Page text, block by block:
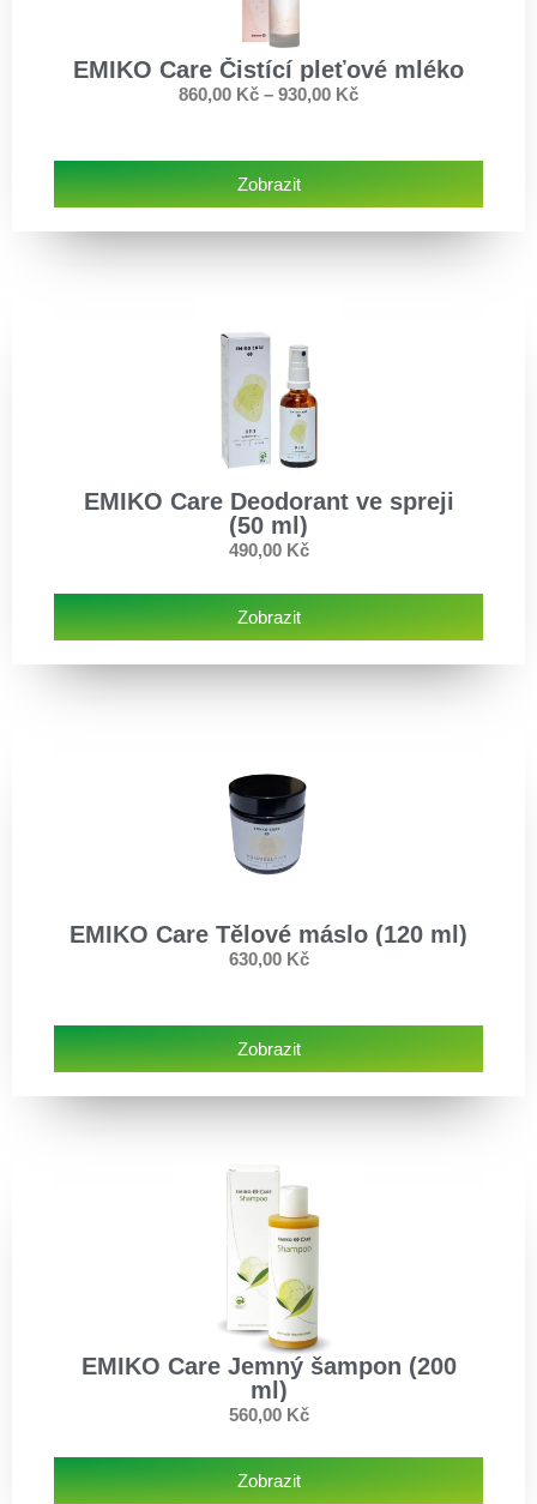
EMIKO Care Čistící pleťové mléko
860,00 Kč – 930,00 Kč
Zobrazit
EMIKO Care Deodorant ve spreji
(50 ml)
490,00 Kč
Zobrazit
EMIKO Care Tělové máslo (120 ml)
630,00 Kč
Zobrazit
EMIKO Care Jemný šampon (200
ml)
560,00 Kč
Zobrazit